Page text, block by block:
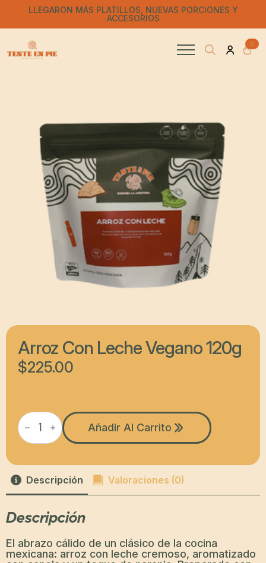
LLEGARON MÁS PLATILLOS, NUEVAS PORCIONES Y
ACCESORIOS
0
Arroz Con Leche Vegano 120g
$225.00
Arroz
con
leche
120g
cantidad
Añadir Al Carrito
Descripción Valoraciones (0)
Descripción
El abrazo cálido de un clásico de la cocina
mexicana: arroz con leche cremoso, aromatizado